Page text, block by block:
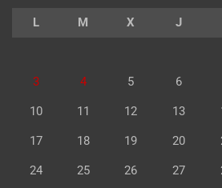
L M X J
3 4 5 6
10 11 12 13
17 18 19 20
24 25 26 27